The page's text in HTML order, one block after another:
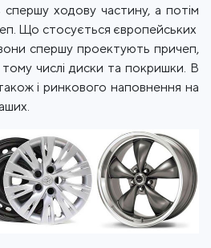
ходову частину, а потім
Що стосується європейських
спершу проектують причеп,
числі диски та покришки. В
і ринкового наповнення на